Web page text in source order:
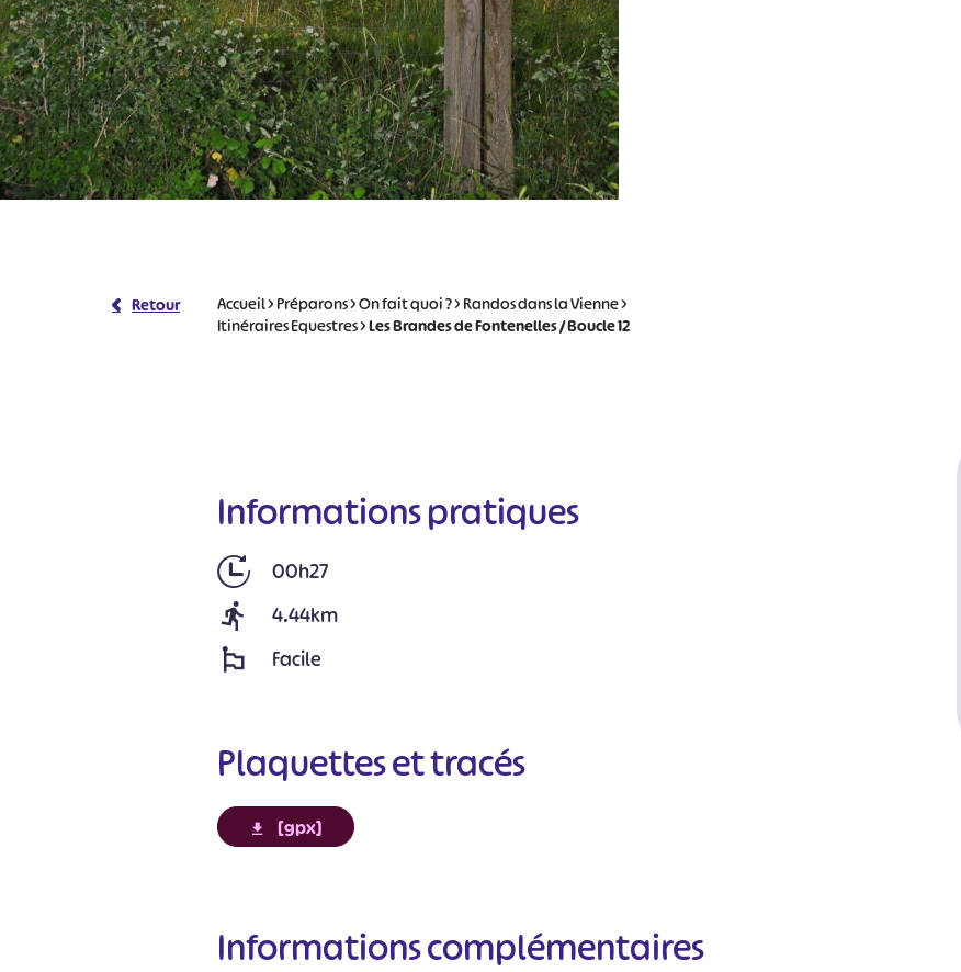
Retour Accueil>Préparons>On fait quoi ?>Randos dans la Vienne>
Itinéraires Equestres>Les Brandes de Fontenelles / Boucle 12
Informations pratiques
00h27
4.44km
Facile
Plaquettes et tracés
[gpx]
Informations complémentaires